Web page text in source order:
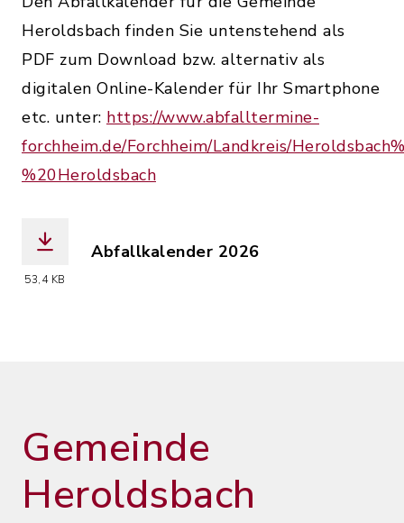
Heroldsbach finden Sie untenstehend als
PDF zum Download bzw. alternativ als
digitalen Online-Kalender für Ihr Smartphone
etc. unter: https://www.abfalltermine-
forchheim.de/Forchheim/Landkreis/
%20Heroldsbach
53,4 KB
Abfallkalender 2026
Gemeinde
Heroldsbach